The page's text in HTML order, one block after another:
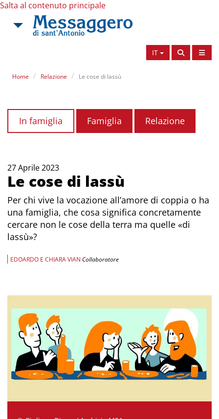
Salta al contenuto principale
IT
Home Relazione Le cose di lassù
In famiglia Famiglia Relazione
27 Aprile 2023
Le cose di lassù
Per chi vive la vocazione all’amore di coppia o ha
una famiglia, che cosa significa concretamente
cercare non le cose della terra ma quelle «di
lassù»?
EDOARDO E CHIARA VIAN Collaboratore